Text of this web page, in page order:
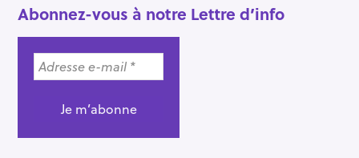
Abonnez-vous à notre Lettre d’info